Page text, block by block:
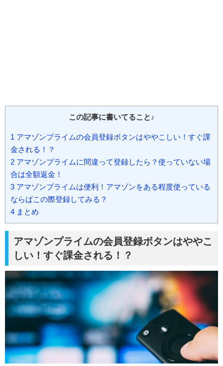
この記事に書いてること♪
1 アマゾンプライムの会員登録ボタンはややこしい！すぐ課
金される！？
2 アマゾンプライムに間違って登録したら？使っていない場
合は全額返金！
3 アマゾンプライムは便利！アマゾンをある程度使っている
ならばこの際登録してみる？
4 まとめ
アマゾンプライムの会員登録ボタンはややこ
しい！すぐ課金される！？